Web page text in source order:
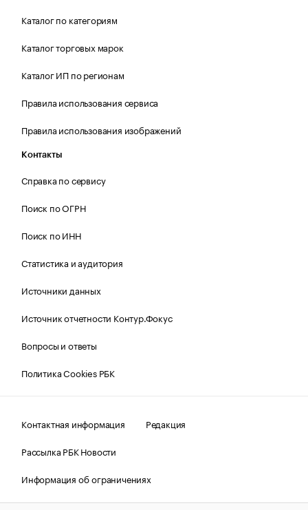
Каталог по категориям
Каталог торговых марок
Каталог ИП по регионам
Правила использования сервиса
Правила использования изображений
Контакты
Справка по сервису
Поиск по ОГРН
Поиск по ИНН
Статистика и аудитория
Источники данных
Источник отчетности Контур.Фокус
Вопросы и ответы
Политика Cookies РБК
Контактная информация
Редакция
Рассылка РБК Новости
Информация об ограничениях
Правовая информация
О соблюдении авторских прав